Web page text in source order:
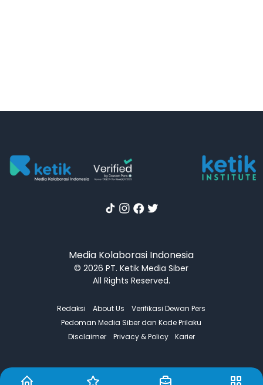
Media Kolaborasi Indonesia
© 2026 PT. Ketik Media Siber
All Rights Reserved.
Redaksi About Us
Verifikasi Dewan Pers
Pedoman Media Siber dan Kode Prilaku
Disclaimer
Privacy & Policy Karier